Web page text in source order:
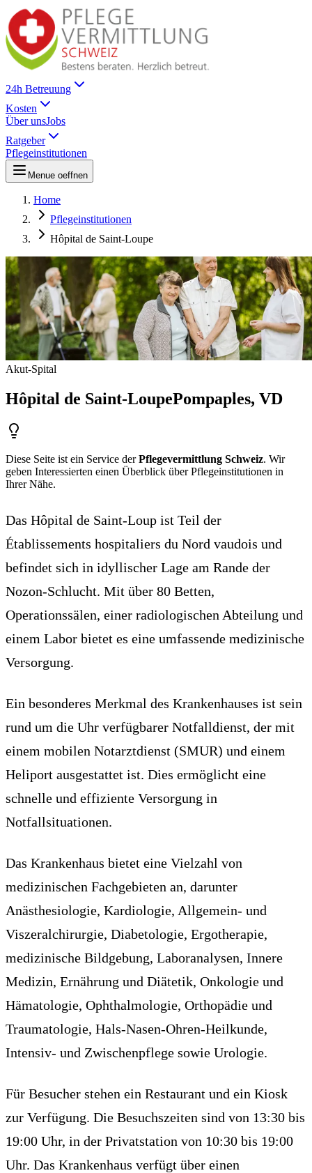
24h Betreuung
Kosten
Über unsJobs
Ratgeber
Pflegeinstitutionen
Menue oeffnen
Home
Pflegeinstitutionen
Hôpital de Saint-Loupe
Akut-Spital
Hôpital de Saint-LoupePompaples, VD
Diese Seite ist ein Service derPflegevermittlung Schweiz. Wir
geben Interessierten einen Überblick über Pflegeinstitutionen in
Ihrer Nähe.
Das Hôpital de Saint-Loup ist Teil der
Établissements hospitaliers du Nord vaudois und
befindet sich in idyllischer Lage am Rande der
Nozon-Schlucht. Mit über 80 Betten,
Operationssälen, einer radiologischen Abteilung und
einem Labor bietet es eine umfassende medizinische
Versorgung.
Ein besonderes Merkmal des Krankenhauses ist sein
rund um die Uhr verfügbarer Notfalldienst, der mit
einem mobilen Notarztdienst (SMUR) und einem
Heliport ausgestattet ist. Dies ermöglicht eine
schnelle und effiziente Versorgung in
Notfallsituationen.
Das Krankenhaus bietet eine Vielzahl von
medizinischen Fachgebieten an, darunter
Anästhesiologie, Kardiologie, Allgemein- und
Viszeralchirurgie, Diabetologie, Ergotherapie,
medizinische Bildgebung, Laboranalysen, Innere
Medizin, Ernährung und Diätetik, Onkologie und
Hämatologie, Ophthalmologie, Orthopädie und
Traumatologie, Hals-Nasen-Ohren-Heilkunde,
Intensiv- und Zwischenpflege sowie Urologie.
Für Besucher stehen ein Restaurant und ein Kiosk
zur Verfügung. Die Besuchszeiten sind von 13:30 bis
19:00 Uhr, in der Privatstation von 10:30 bis 19:00
Uhr. Das Krankenhaus verfügt über einen